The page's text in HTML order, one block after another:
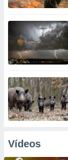
Vídeos